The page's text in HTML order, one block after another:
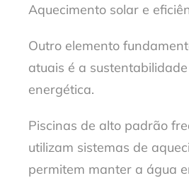
Aquecimento solar e
Outro elemento
atuais é a
energética.
Piscinas de alto padrão
utilizam sistemas de
permitem manter a água